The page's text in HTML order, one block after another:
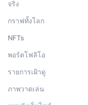
จริง
กราฟทั้งโลก
NFTs
พอร์ตโฟลิโอ
รายการเฝ้าดู
ภาพวาดเล่น